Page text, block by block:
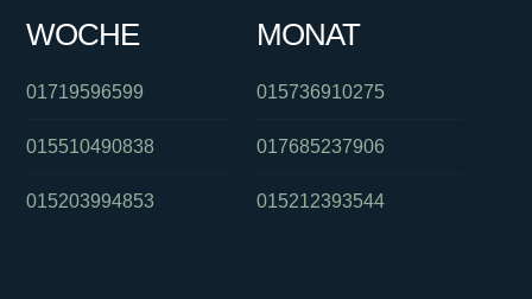
WOCHE
01719596599
015510490838
015203994853
MONAT
015736910275
017685237906
015212393544